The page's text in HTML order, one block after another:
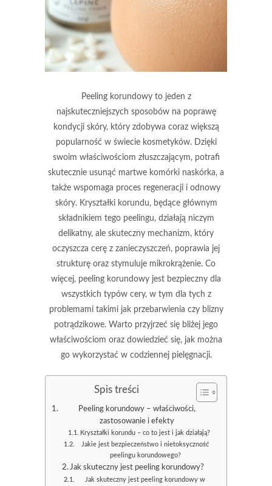
Peeling korundowy to jeden z
najskuteczniejszych sposobów na poprawę
kondycji skóry, który zdobywa coraz większą
popularność w świecie kosmetyków. Dzięki
swoim właściwościom złuszczającym, potrafi
skutecznie usunąć martwe komórki naskórka, a
także wspomaga proces regeneracji i odnowy
skóry. Kryształki korundu, będące głównym
składnikiem tego peelingu, działają niczym
delikatny, ale skuteczny mechanizm, który
oczyszcza cerę z zanieczyszczeń, poprawia jej
strukturę oraz stymuluje mikrokrążenie. Co
więcej, peeling korundowy jest bezpieczny dla
wszystkich typów cery, w tym dla tych z
problemami takimi jak przebarwienia czy blizny
potrądzikowe. Warto przyjrzeć się bliżej jego
właściwościom oraz dowiedzieć się, jak można
go wykorzystać w codziennej pielęgnacji.
Spis treści
Peeling korundowy – właściwości,
zastosowanie i efekty
Kryształki korundu – co to jest i jak działają?
Jakie jest bezpieczeństwo i nietoksyczność
peelingu korundowego?
Jak skuteczny jest peeling korundowy?
Jak skuteczny jest peeling korundowy w